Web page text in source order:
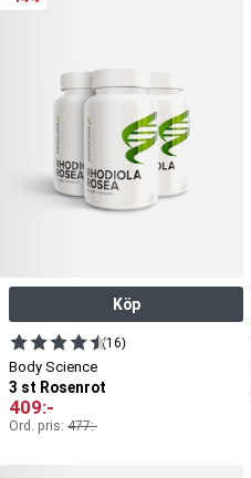
Köp
(16)
Body Science
3 st Rosenrot
409:-
Ord. pris: 477:-